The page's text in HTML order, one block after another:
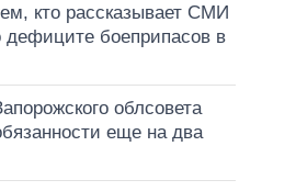
кто рассказывает СМИ
дефиците боеприпасов в
облсовета
еще на два